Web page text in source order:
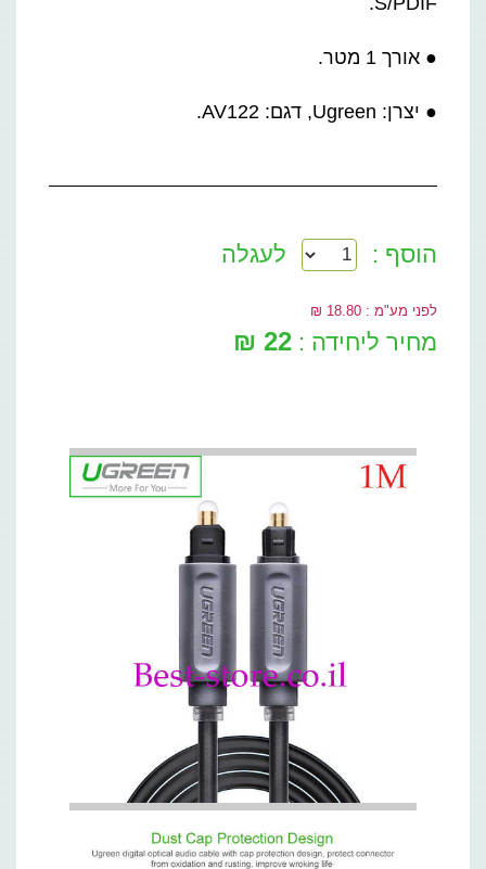
● אורך 1 מטר.
● יצרן: Ugreen, דגם: AV122.
הוסף : לעגלה
לפני מע"מ : 18.80 ₪
מחיר ליחידה : 22 ₪